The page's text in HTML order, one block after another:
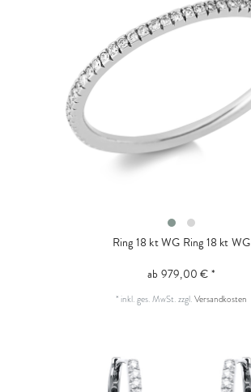
Ring 18 kt WG Ring 18 kt WG
ab 979,00 € *
* inkl. ges. MwSt.zzgl.Versandkosten